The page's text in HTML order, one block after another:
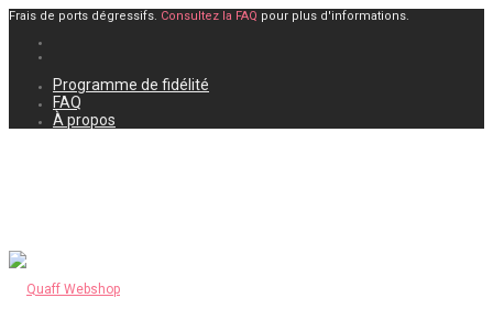
Frais de ports dégressifs. Consultez la FAQ pour plus d'informations.
Programme de fidélité
FAQ
À propos